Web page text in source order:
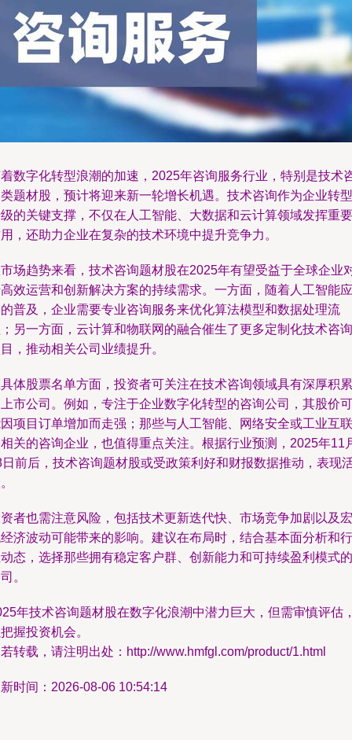
数字化转型浪潮的加速，2025年咨询服务行业，特别是技术
题材股，预计将迎来新一轮增长机遇。技术咨询作为企业转型
的关键支撑，不仅在人工智能、大数据和云计算领域发挥重要
，还助力企业在复杂的技术环境中提升竞争力。
场趋势来看，技术咨询题材股在2025年有望受益于全球企业
效运营和创新解决方案的持续需求。一方面，随着人工智能应
普及，企业需要专业咨询服务来优化算法模型和数据处理流
另一方面，云计算和物联网的融合催生了更多定制化技术咨询
，推动相关公司业绩提升。
体股票名单方面，投资者可关注在技术咨询领域具有深厚积累
市公司。例如，专注于企业数字化转型的咨询公司，其股价可
项目订单增加而走强；那些与人工智能、网络安全或工业互联
关的咨询企业，也值得重点关注。根据行业预测，2025年11
前后，技术咨询题材股或受政策利好和财报数据推动，表现
者也需注意风险，包括技术更新迭代快、市场竞争加剧以及宏
济波动可能带来的影响。建议在布局时，结合基本面分析和行
态，选择那些拥有稳定客户群、创新能力和可持续盈利模式的
。
年技术咨询题材股在数字化浪潮中潜力巨大，但需审慎评估
握投资机会。
转载，请注明出处：http://www.hmfgl.com/product/1.html
时间：2026-08-06 10:54:14